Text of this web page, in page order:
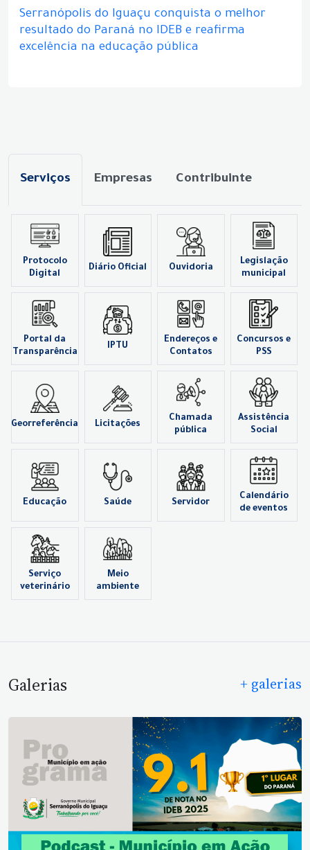
Serranópolis do Iguaçu conquista o melhor
resultado do Paraná no IDEB e reafirma
excelência na educação pública
Serviços Empresas Contribuinte
Protocolo
Digital
Diário Oficial Ouvidoria
Legislação
municipal
Portal da
Transparência
IPTU
Endereços e
Contatos
Concursos e
PSS
Georreferência Licitações
Chamada
pública
Assistência
Social
Educação Saúde Servidor
Calendário
de eventos
Serviço
veterinário
Meio
ambiente
Galerias + galerias